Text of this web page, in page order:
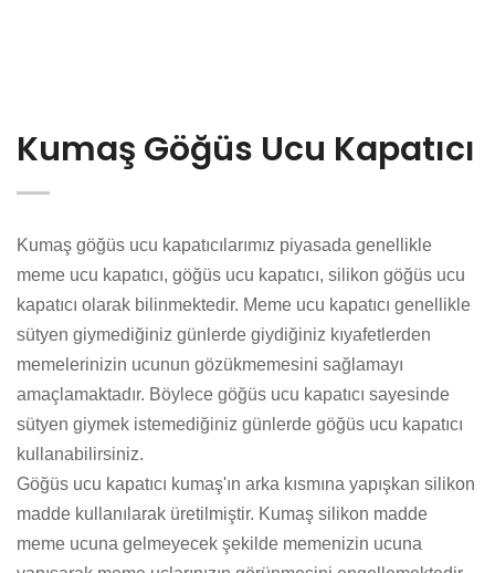
Kumaş Göğüs Ucu Kapatıcı
Kumaş göğüs ucu kapatıcılarımız piyasada genellikle
meme ucu kapatıcı, göğüs ucu kapatıcı, silikon göğüs ucu
kapatıcı olarak bilinmektedir. Meme ucu kapatıcı genellikle
sütyen giymediğiniz günlerde giydiğiniz kıyafetlerden
memelerinizin ucunun gözükmemesini sağlamayı
amaçlamaktadır. Böylece göğüs ucu kapatıcı sayesinde
sütyen giymek istemediğiniz günlerde göğüs ucu kapatıcı
kullanabilirsiniz.
Göğüs ucu kapatıcı kumaş'ın arka kısmına yapışkan silikon
madde kullanılarak üretilmiştir. Kumaş silikon madde
meme ucuna gelmeyecek şekilde memenizin ucuna